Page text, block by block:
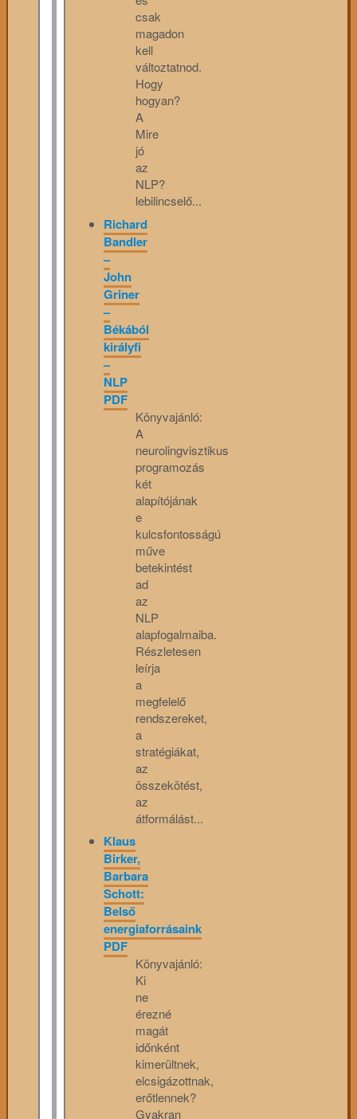
csak
magadon
kell
változtatnod.
Hogy
hogyan?
A
Mire
jó
az
NLP?
lebilincselő...
Richard
Bandler
–
John
Griner
–
Békából
királyfi
–
NLP
PDF
Könyvajánló:
A
neurolingvisztikus
programozás
két
alapítójának
e
kulcsfontosságú
műve
betekintést
ad
az
NLP
alapfogalmaiba.
Részletesen
leírja
a
megfelelő
rendszereket,
a
stratégiákat,
az
összekötést,
az
átformálást...
Klaus
Birker,
Barbara
Schott:
Belső
energiaforrásaink
PDF
Könyvajánló:
Ki
ne
érezné
magát
időnként
kimerültnek,
elcsigázottnak,
erőtlennek?
Gyakran